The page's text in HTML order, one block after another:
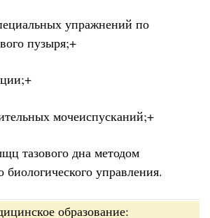
упражнений по
пузыря;+
мочеиспусканий;+
тазового дна методом
управления.
образование: